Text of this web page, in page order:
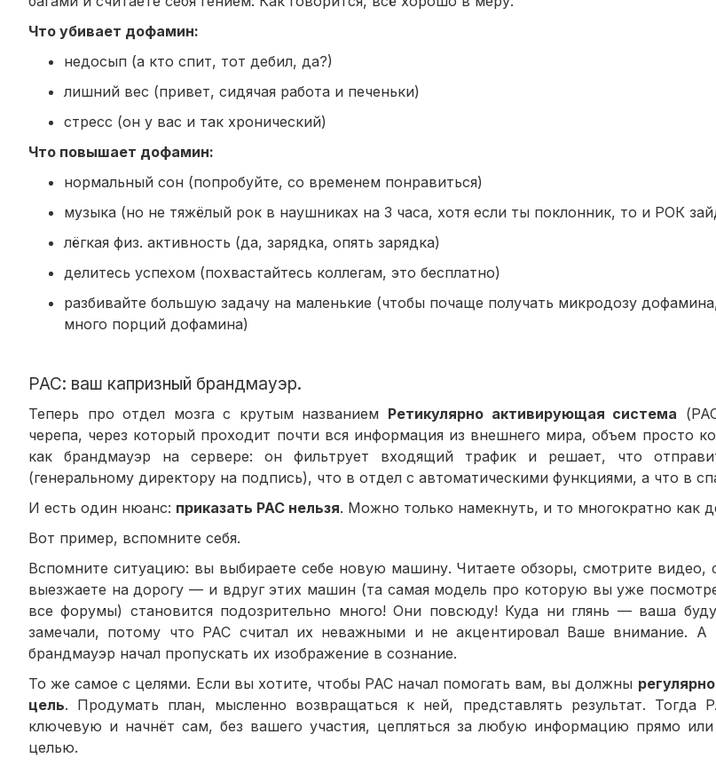
Что убивает дофамин:
недосып (а кто спит, тот дебил, да?)
лишний вес (привет, сидячая работа и печеньки)
стресс (он у вас и так хронический)
Что повышает дофамин:
нормальный сон (попробуйте, со временем понравиться)
музыка (но не тяжёлый рок в наушниках на 3 часа, хотя если ты поклонник, то и РОК
лёгкая физ. активность (да, зарядка, опять зарядка)
делитесь успехом (похвастайтесь коллегам, это бесплатно)
разбивайте большую задачу на маленькие (чтобы почаще получать микродозу
много порций дофамина)
РАС: ваш капризный брандмауэр.
Теперь про отдел мозга с крутым названием Ретикулярно активирующая система
черепа, через который проходит почти вся информация из внешнего мира, объем просто
как брандмауэр на сервере: он фильтрует входящий трафик и решает, что
(генеральному директору на подпись), что в отдел с автоматическими функциями, а что в
И есть один нюанс: приказать РАС нельзя. Можно только намекнуть, и то многократно как
Вот пример, вспомните себя.
Вспомните ситуацию: вы выбираете себе новую машину. Читаете обзоры, смотрите видео,
выезжаете на дорогу — и вдруг этих машин (та самая модель про которую вы уже
все форумы) становится подозрительно много! Они повсюду! Куда ни глянь — ваша
замечали, потому что РАС считал их неважными и не акцентировал Ваше внимание.
брандмауэр начал пропускать их изображение в сознание.
То же самое с целями. Если вы хотите, чтобы РАС начал помогать вам, вы должны
цель. Продумать план, мысленно возвращаться к ней, представлять результат. Тогда
ключевую и начнёт сам, без вашего участия, цепляться за любую информацию прямо
целью.